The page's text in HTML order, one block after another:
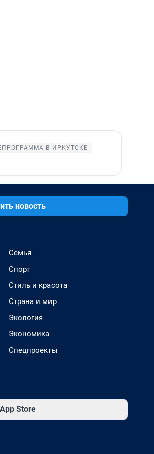
В ИРКУТСКЕ
новость
Семья
Спорт
Стиль и красота
Страна и мир
Экология
Экономика
Спецпроекты
App Store